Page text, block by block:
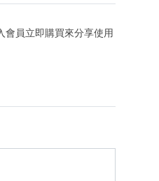
會員立即購買來分享使用